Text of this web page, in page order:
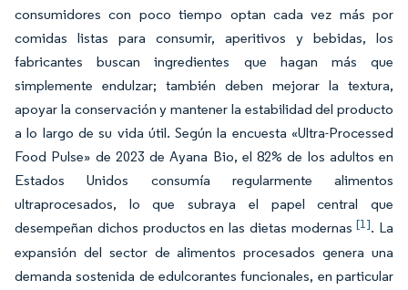
consumidores con poco tiempo optan cada vez más por
comidas listas para consumir, aperitivos y bebidas, los
fabricantes buscan ingredientes que hagan más que
simplemente endulzar; también deben mejorar la textura,
apoyar la conservación y mantener la estabilidad del producto
a lo largo de su vida útil. Según la encuesta «Ultra-Processed
Food Pulse» de 2023 de Ayana Bio, el 82% de los adultos en
Estados Unidos consumía regularmente alimentos
ultraprocesados, lo que subraya el papel central que
desempeñan dichos productos en las dietas modernas[1]. La
expansión del sector de alimentos procesados genera una
demanda sostenida de edulcorantes funcionales, en particular